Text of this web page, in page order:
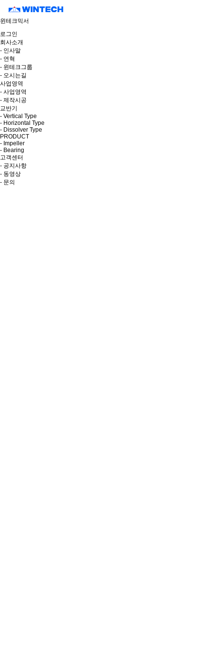
윈테크믹서
로그인
회사소개
- 인사말
- 연혁
- 윈테크그룹
- 오시는길
사업영역
- 사업영역
- 제작시공
교반기
- Vertical Type
- Horizontal Type
- Dissolver Type
PRODUCT
- Impeller
- Bearing
고객센터
- 공지사항
- 동영상
- 문의